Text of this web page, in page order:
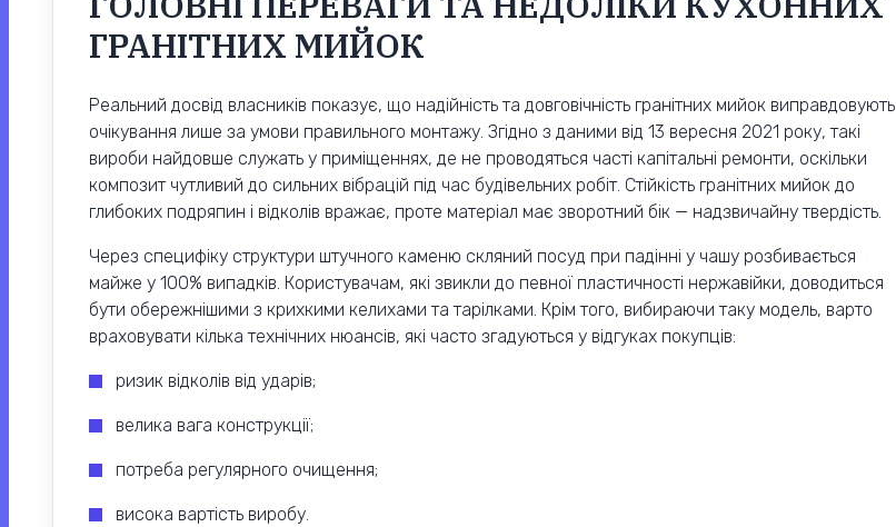
ГРАНІТНИХ МИЙОК
Реальний досвід власників показує, що надійність та довговічність гранітних мийок виправдовують
очікування лише за умови правильного монтажу. Згідно з даними від 13 вересня 2021 року, такі
вироби найдовше служать у приміщеннях, де не проводяться часті капітальні ремонти, оскільки
композит чутливий до сильних вібрацій під час будівельних робіт. Стійкість гранітних мийок до
глибоких подряпин і відколів вражає, проте матеріал має зворотний бік — надзвичайну твердість.
Через специфіку структури штучного каменю скляний посуд при падінні у чашу розбивається
майже у 100% випадків. Користувачам, які звикли до певної пластичності нержавійки, доводиться
бути обережнішими з крихкими келихами та тарілками. Крім того, вибираючи таку модель, варто
враховувати кілька технічних нюансів, які часто згадуються у відгуках покупців:
ризик відколів від ударів;
велика вага конструкції;
потреба регулярного очищення;
висока вартість виробу.